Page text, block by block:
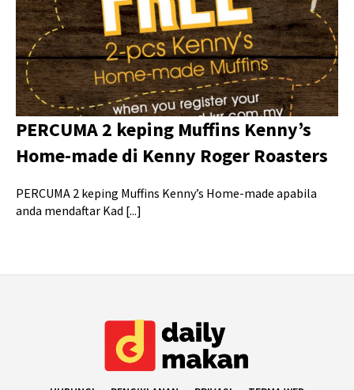
PERCUMA 2 keping Muffins Kenny’s
Home-made di Kenny Roger Roasters
PERCUMA 2 keping Muffins Kenny’s Home-made apabila
anda mendaftar Kad [...]